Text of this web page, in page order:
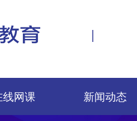
|
线网课 新闻动态